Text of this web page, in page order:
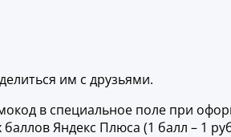
им с друзьями.
в специальное поле при
Яндекс Плюса (1 балл – 1